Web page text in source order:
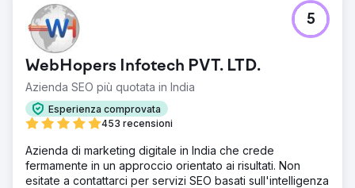
WebHopers Infotech PVT. LTD.
Azienda SEO più quotata in India
Esperienza comprovata
453 recensioni
5
Azienda di marketing digitale in India che crede
fermamente in un approccio orientato ai risultati. Non
esitate a contattarci per servizi SEO basati sull'intelligenza